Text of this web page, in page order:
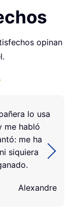
opinan
lo usa
me habló
me ha
siquiera
Alexandre